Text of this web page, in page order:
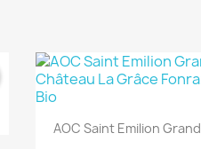
Aperçu
AOC Saint Emilion